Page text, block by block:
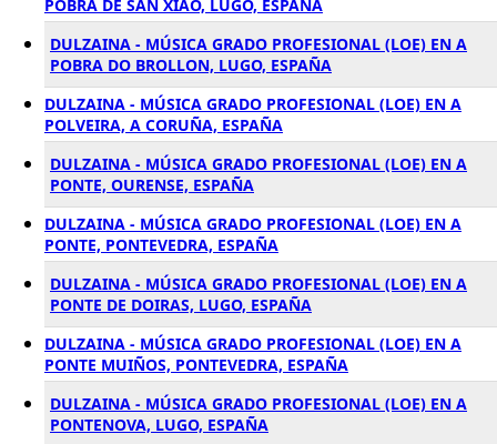
POBRA DE SAN XIAO, LUGO, ESPAÑA
DULZAINA - MÚSICA GRADO PROFESIONAL (LOE) EN A
POBRA DO BROLLON, LUGO, ESPAÑA
DULZAINA - MÚSICA GRADO PROFESIONAL (LOE) EN A
POLVEIRA, A CORUÑA, ESPAÑA
DULZAINA - MÚSICA GRADO PROFESIONAL (LOE) EN A
PONTE, OURENSE, ESPAÑA
DULZAINA - MÚSICA GRADO PROFESIONAL (LOE) EN A
PONTE, PONTEVEDRA, ESPAÑA
DULZAINA - MÚSICA GRADO PROFESIONAL (LOE) EN A
PONTE DE DOIRAS, LUGO, ESPAÑA
DULZAINA - MÚSICA GRADO PROFESIONAL (LOE) EN A
PONTE MUIÑOS, PONTEVEDRA, ESPAÑA
DULZAINA - MÚSICA GRADO PROFESIONAL (LOE) EN A
PONTENOVA, LUGO, ESPAÑA